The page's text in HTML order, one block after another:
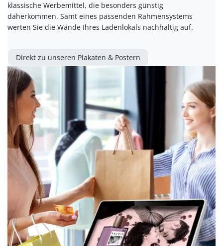
klassische Werbemittel, die besonders günstig
daherkommen. Samt eines passenden Rahmensystems
werten Sie die Wände Ihres Ladenlokals nachhaltig auf.
Direkt zu unseren Plakaten & Postern